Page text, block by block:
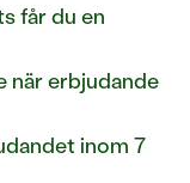
får du en
när erbjudande
inom 7